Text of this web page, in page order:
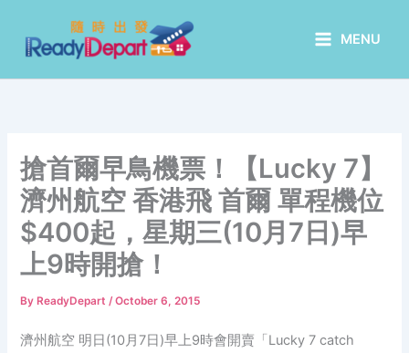
content
MENU
搶首爾早鳥機票！【Lucky 7】
濟州航空 香港飛 首爾 單程機位
$400起，星期三(10月7日)早
上9時開搶！
By ReadyDepart/October 6, 2015
濟州航空 明日(10月7日)早上9時會開賣「Lucky 7 catch